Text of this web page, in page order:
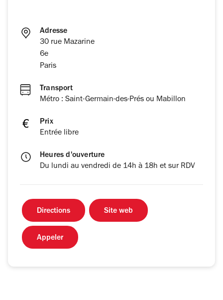
Adresse
30 rue Mazarine
6e
Paris
Transport
Métro : Saint-Germain-des-Prés ou Mabillon
Prix
Entrée libre
Heures d'ouverture
Du lundi au vendredi de 14h à 18h et sur RDV
Directions Site web
Appeler